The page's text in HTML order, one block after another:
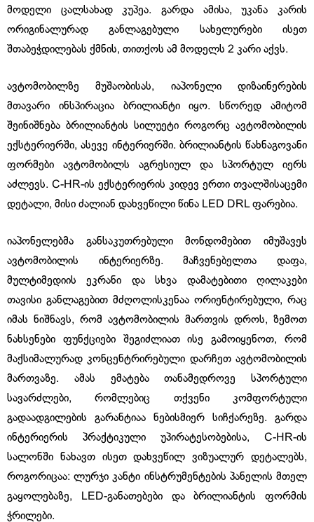
მოდელი ცალსახად კუპეა. გარდა ამისა, უკანა კარის
ორიგინალურად განლაგებული სახელურები ისეთ
შთაბეჭდილებას ქმნის, თითქოს ამ მოდელს 2 კარი აქვს.
ავტომობილზე მუშაობისას, იაპონელი დიზაინერების
მთავარი ინსპირაცია ბრილიანტი იყო. სწორედ ამიტომ
შეინიშნება ბრილიანტის სილუეტი როგორც ავტომობილის
ექსტერიერში, ასევე ინტერიერში. ბრილიანტის წახნაგოვანი
ფორმები ავტომობილს აგრესიულ და სპორტულ იერს
აძლევს. C-HR-ის ექსტერიერის კიდევ ერთი თვალშისაცემი
დეტალი, მისი ძალიან დახვეწილი წინა LED DRL ფარებია.
იაპონელებმა განსაკუთრებული მონდომებით იმუშავეს
ავტომობილის ინტერიერზე. მაჩვენებელთა დაფა,
მულტიმედიის ეკრანი და სხვა დამატებითი ღილაკები
თავისი განლაგებით მძღოლისკენაა ორიენტირებული, რაც
იმას ნიშნავს, რომ ავტომობილის მართვის დროს, ზემოთ
ნახსენები ფუნქციები შეგიძლიათ ისე გამოიყენოთ, რომ
მაქსიმალურად კონცენტრირებული დარჩეთ ავტომობილის
მართვაზე. ამას ემატება თანამედროვე სპორტული
სავარძლები, რომლებიც თქვენი კომფორტული
გადაადგილების გარანტიაა ნებისმიერ სიჩქარეზე. გარდა
ინტერიერის პრაქტიკული უპირატესობებისა, C-HR-ის
სალონში ნახავთ ისეთ დახვეწილ ვიზუალურ დეტალებს,
როგორიცაა: ლურჯი კანტი ინსტრუმენტების პანელის მთელ
გაყოლებაზე, LED-განათებები და ბრილიანტის ფორმის
ჭრილები.